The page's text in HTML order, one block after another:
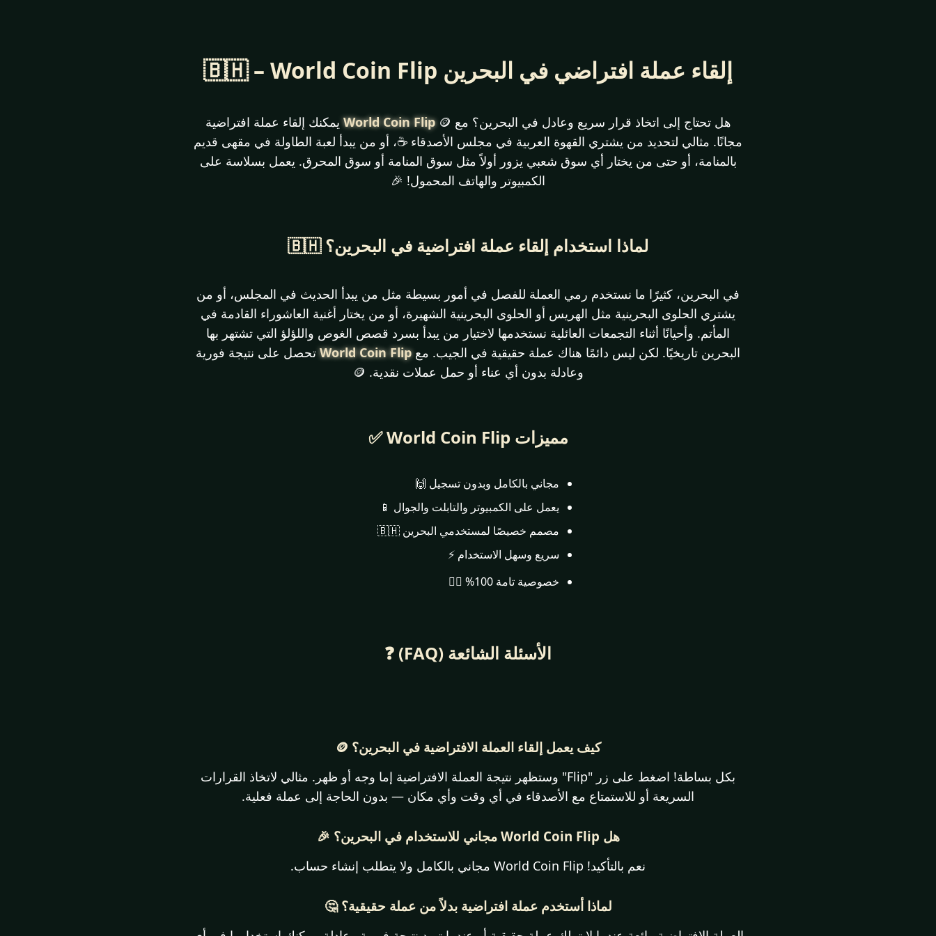
إلقاء عملة افتراضي في البحرين 🇧🇭 – World Coin Flip
هل تحتاج إلى اتخاذ قرار سريع وعادل في البحرين؟ مع World Coin Flip🪙 يمكنك إلقاء عملة افتراضية
مجانًا. مثالي لتحديد من يشتري القهوة العربية في مجلس الأصدقاء ☕، أو من يبدأ لعبة الطاولة في مقهى قديم
بالمنامة، أو حتى من يختار أي سوق شعبي يزور أولاً مثل سوق المنامة أو سوق المحرق. يعمل بسلاسة على
الكمبيوتر والهاتف المحمول! 🎉
لماذا استخدام إلقاء عملة افتراضية في البحرين؟ 🇧🇭
في البحرين، كثيرًا ما نستخدم رمي العملة للفصل في أمور بسيطة مثل من يبدأ الحديث في المجلس، أو من
يشتري الحلوى البحرينية مثل الهريس أو الحلوى البحرينية الشهيرة، أو من يختار أغنية العاشوراء القادمة في
المأتم. وأحيانًا أثناء التجمعات العائلية نستخدمها لاختيار من يبدأ بسرد قصص الغوص واللؤلؤ التي تشتهر بها
البحرين تاريخيًا. لكن ليس دائمًا هناك عملة حقيقية في الجيب. معWorld Coin Flipتحصل على نتيجة فورية
وعادلة بدون أي عناء أو حمل عملات نقدية. 🪙
مميزات World Coin Flip ✅
مجاني بالكامل وبدون تسجيل 🙌
يعمل على الكمبيوتر والتابلت والجوال 📱
مصمم خصيصًا لمستخدمي البحرين 🇧🇭
سريع وسهل الاستخدام ⚡
خصوصية تامة 100% 🕵️‍♂️
الأسئلة الشائعة (FAQ) ❓
كيف يعمل إلقاء العملة الافتراضية في البحرين؟ 🪙
بكل بساطة! اضغط على زر "Flip" وستظهر نتيجة العملة الافتراضية إما وجه أو ظهر. مثالي لاتخاذ القرارات
السريعة أو للاستمتاع مع الأصدقاء في أي وقت وأي مكان — بدون الحاجة إلى عملة فعلية.
هل World Coin Flip مجاني للاستخدام في البحرين؟ 🎉
نعم بالتأكيد! World Coin Flip مجاني بالكامل ولا يتطلب إنشاء حساب.
لماذا أستخدم عملة افتراضية بدلاً من عملة حقيقية؟ 🤔